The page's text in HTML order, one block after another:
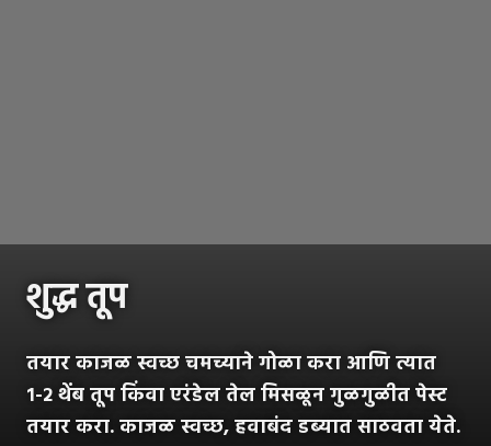
शुद्ध तूप
तयार काजळ स्वच्छ चमच्याने गोळा करा आणि त्यात
१-२ थेंब तूप किंवा एरंडेल तेल मिसळून गुळगुळीत पेस्ट
तयार करा. काजळ स्वच्छ, हवाबंद डब्यात साठवता येते.